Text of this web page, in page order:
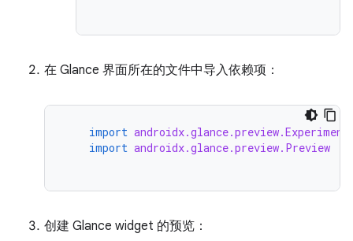
在 Glance 界面所在的文件中导入依赖项：
import
import androidx.glance.preview.Preview
创建 Glance widget 的预览：